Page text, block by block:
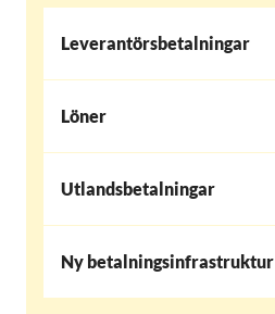
Leverantörsbetalningar
Löner
Utlandsbetalningar
Ny betalningsinfrastruktur